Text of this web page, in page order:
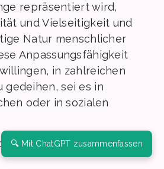
repräsentiert wird,
und Vielseitigkeit und
Natur menschlicher
Anpassungsfähigkeit
in zahlreichen
gedeihen, sei es in
oder in sozialen
des Einflusses der
🔍 Mit ChatGPT zusammenfassen